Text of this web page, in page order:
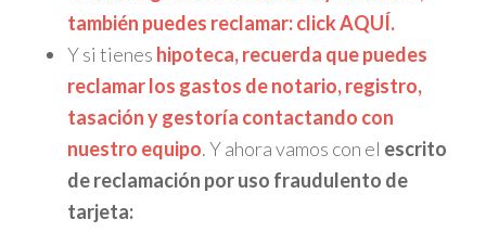
también puedes reclamar: click AQUÍ.
Y si tienes hipoteca, recuerda que puedes
reclamar los gastos de notario, registro,
tasación y gestoría contactando con
nuestro equipo. Y ahora vamos con el escrito
de reclamación por uso fraudulento de
tarjeta: